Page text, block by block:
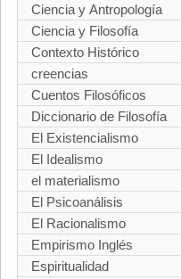
Ciencia y Antropología
Ciencia y Filosofía
Contexto Histórico
creencias
Cuentos Filosóficos
Diccionario de Filosofía
El Existencialismo
El Idealismo
el materialismo
El Psicoanálisis
El Racionalismo
Empirismo Inglés
Espiritualidad